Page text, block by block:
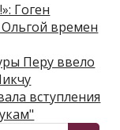
Гоген
времен
Перу ввело
вступления